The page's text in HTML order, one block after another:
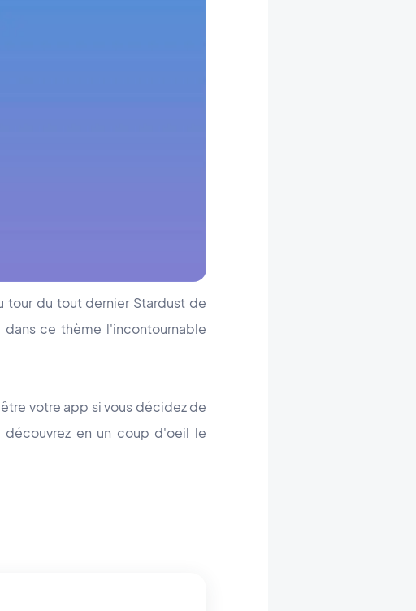
tour du tout dernier Stardust de
dans ce thème l'incontournable
votre app si vous décidez de
en un coup d'oeil le